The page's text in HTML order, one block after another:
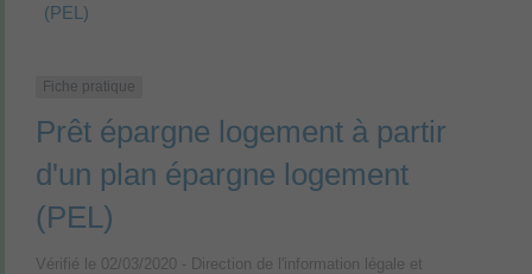
(PEL)
Fiche pratique
Prêt épargne logement à partir
d'un plan épargne logement
(PEL)
Vérifié le 02/03/2020 - Direction de l'information légale et